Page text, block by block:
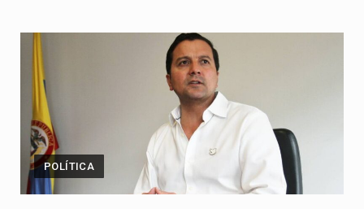
POLÍTICA